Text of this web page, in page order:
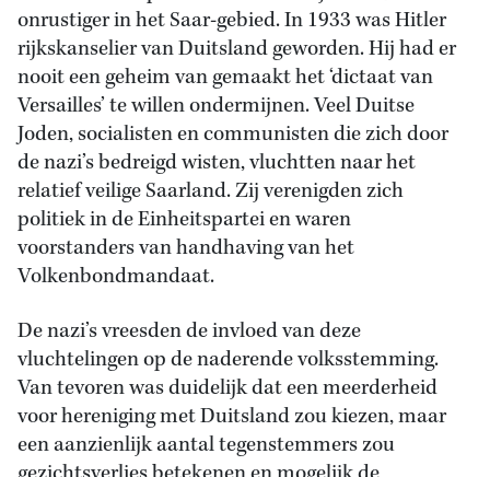
onrustiger in het Saar-gebied. In 1933 was Hitler
rijkskanselier van Duitsland geworden. Hij had er
nooit een geheim van gemaakt het ‘dictaat van
Versailles’ te willen ondermijnen. Veel Duitse
Joden, socialisten en communisten die zich door
de nazi’s bedreigd wisten, vluchtten naar het
relatief veilige Saarland. Zij verenigden zich
politiek in de Einheitspartei en waren
voorstanders van handhaving van het
Volkenbondmandaat.
De nazi’s vreesden de invloed van deze
vluchtelingen op de naderende volksstemming.
Van tevoren was duidelijk dat een meerderheid
voor hereniging met Duitsland zou kiezen, maar
een aanzienlijk aantal tegenstemmers zou